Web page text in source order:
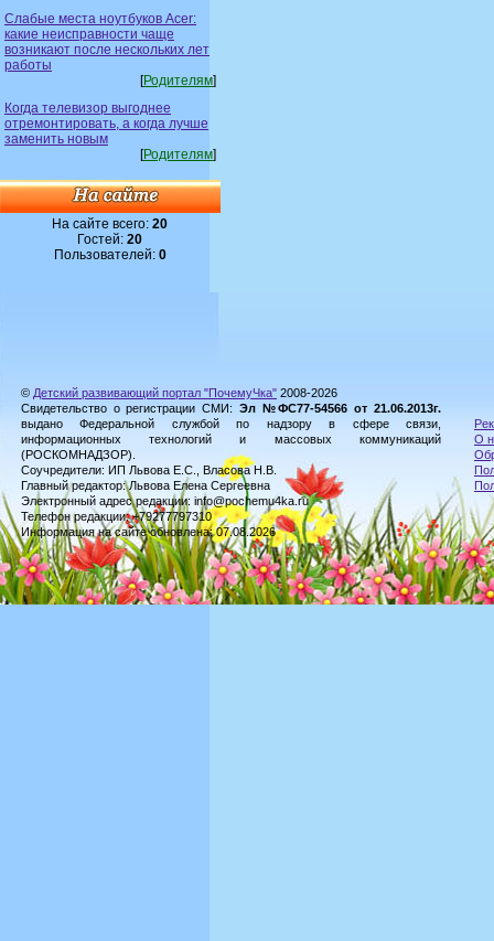
Слабые места ноутбуков Acer:
какие неисправности чаще
возникают после нескольких лет
работы
[Родителям]
Когда телевизор выгоднее
отремонтировать, а когда лучше
заменить новым
[Родителям]
На сайте всего:20
Гостей:20
Пользователей: 0
© Детский развивающий портал "ПочемуЧка" 2008-2026
Свидетельство о регистрации СМИ: Эл №ФС77-54566 от 21.06.2013г.
выдано Федеральной службой по надзору в сфере связи,
информационных технологий и массовых коммуникаций
(РОСКОМНАДЗОР).
Соучредители: ИП Львова Е.С., Власова Н.В.
Главный редактор: Львова Елена Сергеевна
Электронный адрес редакции: info@pochemu4ka.ru
Телефон редакции: +79277797310
Информация на сайте обновлена: 07.08.2026
О